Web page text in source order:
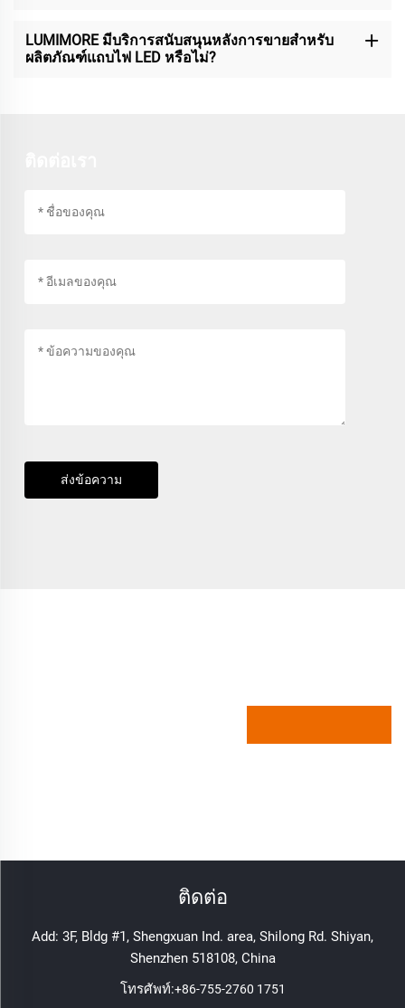
LUMIMORE มีบริการสนับสนุนหลังการขายสำหรับ
ผลิตภัณฑ์แถบไฟ LED หรือไม่?
ส่งข้อความ
ติดต่อ
Add: 3F, Bldg #1, Shengxuan Ind. area, Shilong Rd. Shiyan,
Shenzhen 518108, China
โทรศัพท์:+86-755-2760 1751